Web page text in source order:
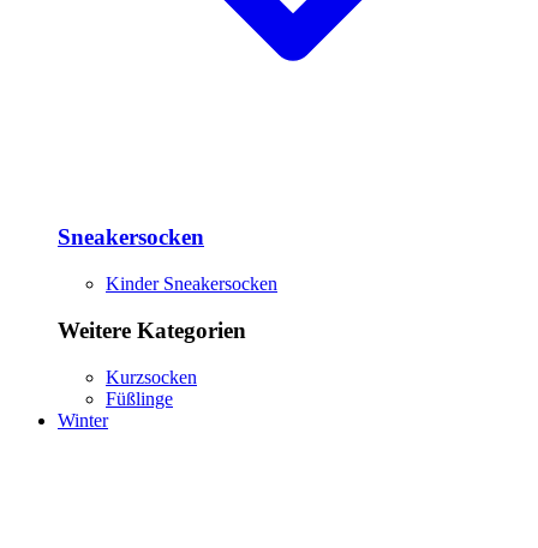
Sneakersocken
Kinder Sneakersocken
Weitere Kategorien
Kurzsocken
Füßlinge
Winter